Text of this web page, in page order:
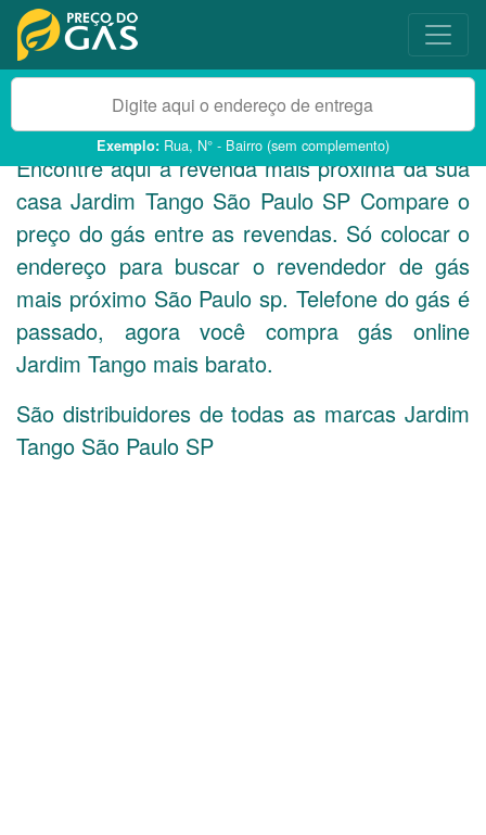
Exemplo: Rua, N° - Bairro (sem complemento)
Encontre aqui a revenda mais próxima da sua
casa Jardim Tango São Paulo SP Compare o
preço do gás entre as revendas. Só colocar o
endereço para buscar o revendedor de gás
mais próximo São Paulo sp. Telefone do gás é
passado, agora você compra gás online
Jardim Tango mais barato.
São distribuidores de todas as marcas Jardim
Tango São Paulo SP